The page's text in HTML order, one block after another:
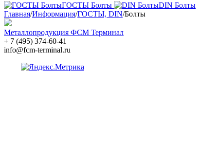
ГОСТЫ Болты
DIN Болты
Главная/Информация/ГОСТЫ, DIN/Болты
Металлопродукция ФСМ Терминал
+ 7 (495) 374-60-41
info@fcm-terminal.ru